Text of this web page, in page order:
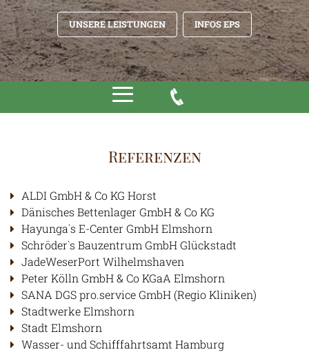
UNSERE LEISTUNGEN INFOS EPS
Referenzen
ALDI GmbH & Co KG Horst
Dänisches Bettenlager GmbH & Co KG
Hayunga`s E-Center GmbH Elmshorn
Schröder`s Bauzentrum GmbH Glückstadt
JadeWeserPort Wilhelmshaven
Peter Kölln GmbH & Co KGaA Elmshorn
SANA DGS pro.service GmbH (Regio Kliniken)
Stadtwerke Elmshorn
Stadt Elmshorn
Wasser- und Schifffahrtsamt Hamburg